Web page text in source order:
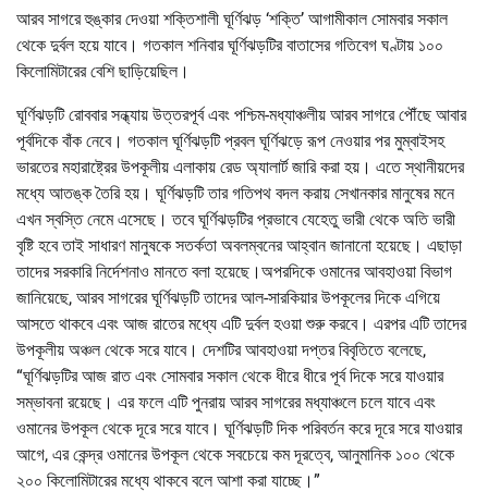
আরব সাগরে হুঙ্কার দেওয়া শক্তিশালী ঘূর্ণিঝড় ‘শক্তি’ আগামীকাল সোমবার সকাল
থেকে দুর্বল হয়ে যাবে। গতকাল শনিবার ঘূর্ণিঝড়টির বাতাসের গতিবেগ ঘণ্টায় ১০০
কিলোমিটারের বেশি ছাড়িয়েছিল।
ঘূর্ণিঝড়টি রোববার সন্ধ্যায় উত্তরপূর্ব এবং পশ্চিম-মধ্যাঞ্চলীয় আরব সাগরে পৌঁছে আবার
পূর্বদিকে বাঁক নেবে। গতকাল ঘূর্ণিঝড়টি প্রবল ঘূর্ণিঝড়ে রূপ নেওয়ার পর মুম্বাইসহ
ভারতের মহারাষ্ট্রের উপকূলীয় এলাকায় রেড অ্যালার্ট জারি করা হয়। এতে স্থানীয়দের
মধ্যে আতঙ্ক তৈরি হয়। ঘূর্ণিঝড়টি তার গতিপথ বদল করায় সেখানকার মানুষের মনে
এখন স্বস্তি নেমে এসেছে। তবে ঘূর্ণিঝড়টির প্রভাবে যেহেতু ভারী থেকে অতি ভারী
বৃষ্টি হবে তাই সাধারণ মানুষকে সতর্কতা অবলম্বনের আহ্বান জানানো হয়েছে। এছাড়া
তাদের সরকারি নির্দেশনাও মানতে বলা হয়েছে।অপরদিকে ওমানের আবহাওয়া বিভাগ
জানিয়েছে, আরব সাগরের ঘূর্ণিঝড়টি তাদের আল-সারকিয়ার উপকূলের দিকে এগিয়ে
আসতে থাকবে এবং আজ রাতের মধ্যে এটি দুর্বল হওয়া শুরু করবে। এরপর এটি তাদের
উপকূলীয় অঞ্চল থেকে সরে যাবে। দেশটির আবহাওয়া দপ্তর বিবৃতিতে বলেছে,
“ঘূর্ণিঝড়টির আজ রাত এবং সোমবার সকাল থেকে ধীরে ধীরে পূর্ব দিকে সরে যাওয়ার
সম্ভাবনা রয়েছে। এর ফলে এটি পুনরায় আরব সাগরের মধ্যাঞ্চলে চলে যাবে এবং
ওমানের উপকূল থেকে দূরে সরে যাবে। ঘূর্ণিঝড়টি দিক পরিবর্তন করে দূরে সরে যাওয়ার
আগে, এর কেন্দ্র ওমানের উপকূল থেকে সবচেয়ে কম দূরত্বে, আনুমানিক ১০০ থেকে
২০০ কিলোমিটারের মধ্যে থাকবে বলে আশা করা যাচ্ছে।”